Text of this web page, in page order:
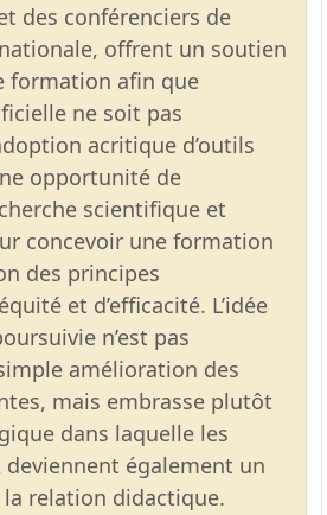
des conférenciers de
offrent un soutien
formation afin que
ne soit pas
acritique d’outils
opportunité de
scientifique et
concevoir une formation
des principes
et d’efficacité. L’idée
n’est pas
amélioration des
mais embrasse plutôt
dans laquelle les
deviennent également un
relation didactique.